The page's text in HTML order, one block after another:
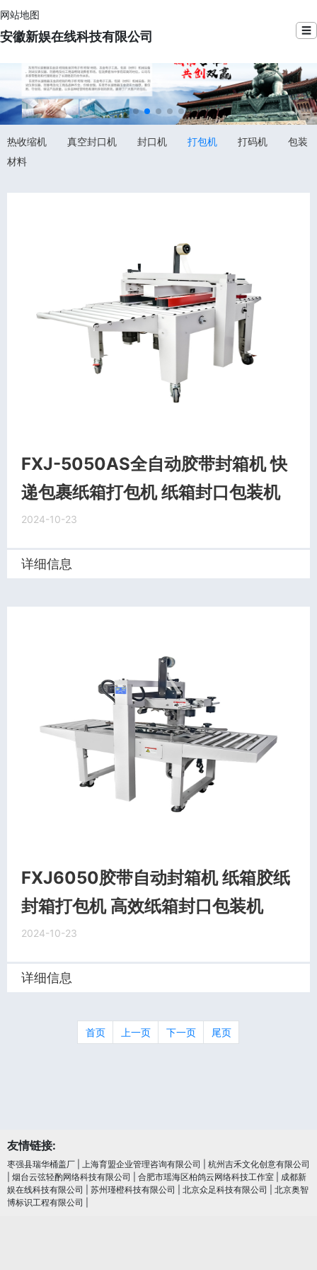
网站地图
安徽新娱在线科技有限公司 ☰
热收缩机 真空封口机 封口机 打包机 打码机
包装
材料
FXJ-5050AS全自动胶带封箱机 快
递包裹纸箱打包机 纸箱封口包装机
2024-10-23
详细信息
FXJ6050胶带自动封箱机 纸箱胶纸
封箱打包机 高效纸箱封口包装机
2024-10-23
详细信息
首页 上一页 下一页 尾页
友情链接:
枣强县瑞华桶盖厂 上海育盟企业管理咨询有限公司
杭州吉禾文化创意有限公司
烟台云弦轻酌网络科技有限公司 合肥市瑶海区柏鸽云网络科技工作室
成都新
娱在线科技有限公司
苏州瑾橙科技有限公司 北京众足科技有限公司
北京奥智
博标识工程有限公司